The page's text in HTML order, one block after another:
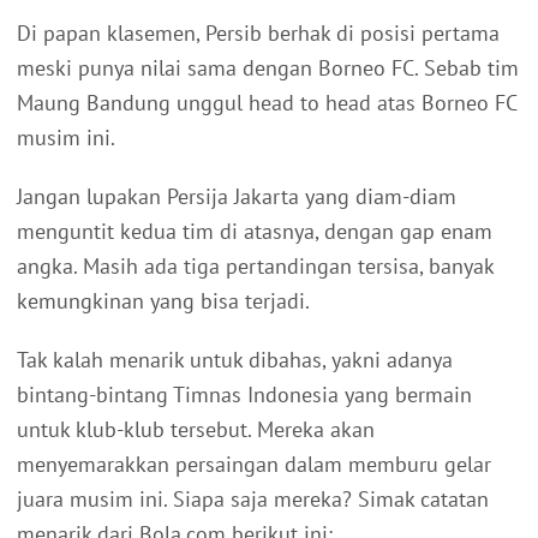
Di papan klasemen, Persib berhak di posisi pertama
meski punya nilai sama dengan Borneo FC. Sebab tim
Maung Bandung unggul head to head atas Borneo FC
musim ini.
Jangan lupakan Persija Jakarta yang diam-diam
menguntit kedua tim di atasnya, dengan gap enam
angka. Masih ada tiga pertandingan tersisa, banyak
kemungkinan yang bisa terjadi.
Tak kalah menarik untuk dibahas, yakni adanya
bintang-bintang Timnas Indonesia yang bermain
untuk klub-klub tersebut. Mereka akan
menyemarakkan persaingan dalam memburu gelar
juara musim ini. Siapa saja mereka? Simak catatan